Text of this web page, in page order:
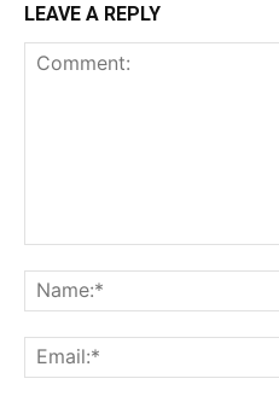
LEAVE A REPLY